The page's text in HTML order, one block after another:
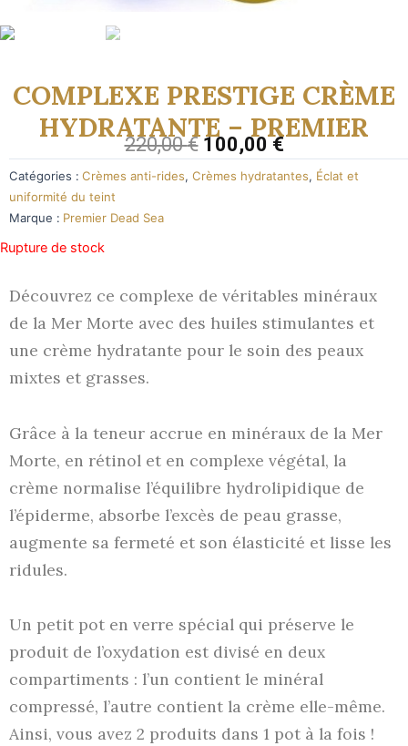
COMPLEXE PRESTIGE CRÈME
HYDRATANTE – PREMIER
220,00€ 100,00€
Catégories : Crèmes anti-rides, Crèmes hydratantes, Éclat et
uniformité du teint
Marque : Premier Dead Sea
Rupture de stock
Découvrez ce complexe de véritables minéraux
de la Mer Morte avec des huiles stimulantes et
une crème hydratante pour le soin des peaux
mixtes et grasses.
Grâce à la teneur accrue en minéraux de la Mer
Morte, en rétinol et en complexe végétal, la
crème normalise l’équilibre hydrolipidique de
l’épiderme, absorbe l’excès de peau grasse,
augmente sa fermeté et son élasticité et lisse les
ridules.
Un petit pot en verre spécial qui préserve le
produit de l’oxydation est divisé en deux
compartiments : l’un contient le minéral
compressé, l’autre contient la crème elle-même.
Ainsi, vous avez 2 produits dans 1 pot à la fois !